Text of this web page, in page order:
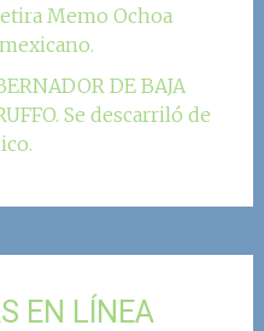
Memo Ochoa
DE BAJA
Se descarriló de
EN LÍNEA